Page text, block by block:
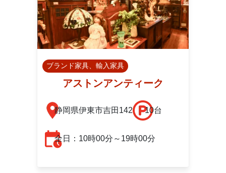
ブランド家具、輸入家具
アストンアンティーク
静岡県伊東市吉田142 10台
全日：10時00分～19時00分